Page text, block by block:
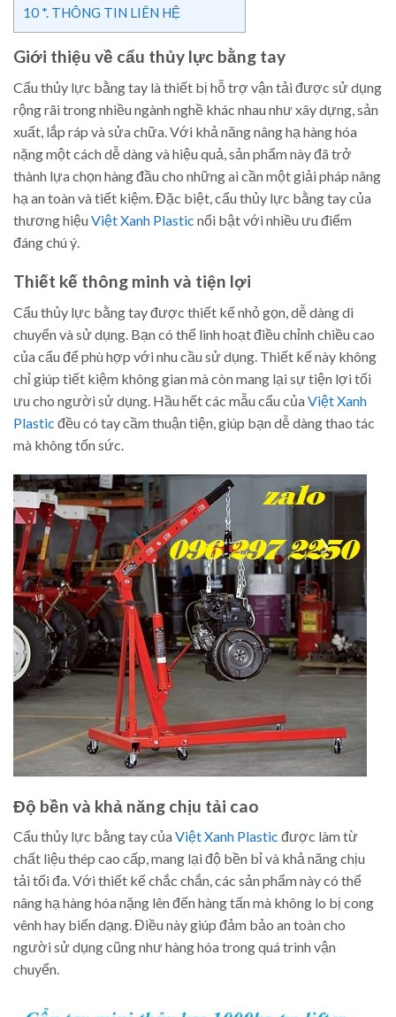
10 *. THÔNG TIN LIÊN HỆ
Giới thiệu về cẩu thủy lực bằng tay
Cẩu thủy lực bằng tay là thiết bị hỗ trợ vận tải được sử dụng
rộng rãi trong nhiều ngành nghề khác nhau như xây dựng, sản
xuất, lắp ráp và sửa chữa. Với khả năng nâng hạ hàng hóa
nặng một cách dễ dàng và hiệu quả, sản phẩm này đã trở
thành lựa chọn hàng đầu cho những ai cần một giải pháp nâng
hạ an toàn và tiết kiệm. Đặc biệt, cẩu thủy lực bằng tay của
thương hiệuViệt Xanh Plastic nổi bật với nhiều ưu điểm
đáng chú ý.
Thiết kế thông minh và tiện lợi
Cẩu thủy lực bằng tay được thiết kế nhỏ gọn, dễ dàng di
chuyển và sử dụng. Bạn có thể linh hoạt điều chỉnh chiều cao
của cẩu để phù hợp với nhu cầu sử dụng. Thiết kế này không
chỉ giúp tiết kiệm không gian mà còn mang lại sự tiện lợi tối
ưu cho người sử dụng. Hầu hết các mẫu cẩu củaViệt Xanh
Plastic đều có tay cầm thuận tiện, giúp bạn dễ dàng thao tác
mà không tốn sức.
Độ bền và khả năng chịu tải cao
Cẩu thủy lực bằng tay củaViệt Xanh Plastic được làm từ
chất liệu thép cao cấp, mang lại độ bền bỉ và khả năng chịu
tải tối đa. Với thiết kế chắc chắn, các sản phẩm này có thể
nâng hạ hàng hóa nặng lên đến hàng tấn mà không lo bị cong
vênh hay biến dạng. Điều này giúp đảm bảo an toàn cho
người sử dụng cũng như hàng hóa trong quá trình vận
chuyển.